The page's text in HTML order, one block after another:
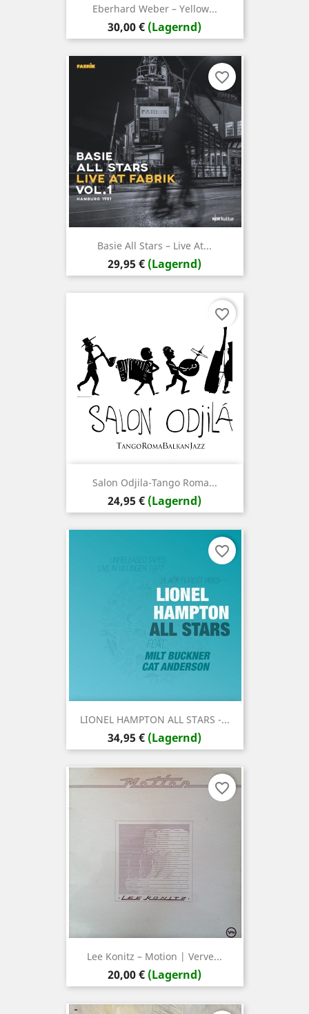
Eberhard Weber – Yellow...
Preis
30,00 € (Lagernd)
Basie All Stars – Live At...
Preis
29,95 € (Lagernd)
favorite_border
Salon Odjila-Tango Roma...
Preis
24,95 € (Lagernd)
favorite_border
LIONEL HAMPTON ALL STARS -...
Preis
34,95 € (Lagernd)
favorite_border
Lee Konitz – Motion | Verve...
Preis
20,00 € (Lagernd)
favorite_border